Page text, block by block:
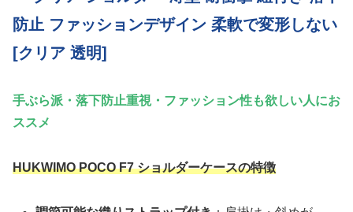
防止 ファッションデザイン 柔軟で変形しない
[クリア 透明]
手ぶら派・落下防止重視・ファッション性も欲しい人にお
ススメ
HUKWIMO POCO F7 ショルダーケースの特徴